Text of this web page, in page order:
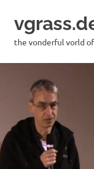
content
the vonderful vorld